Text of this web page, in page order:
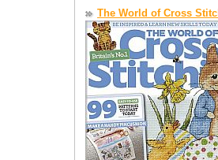
The World of Cross